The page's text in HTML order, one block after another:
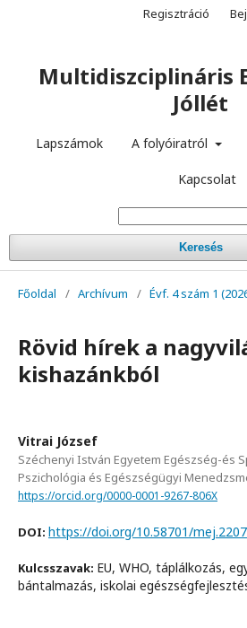
Multidiszciplináris
Jóllét
Lapszámok A folyóiratról
Kapcsolat
Keresés
Regisztráció
Főoldal / Archívum / Évf. 4 szám 1
Rövid hírek a
kishazánkból
Vitrai József
Széchenyi István Egyetem Egészség-és
Pszichológia és Egészségügyi
https://orcid.org/0000-0001-9267-806X
DOI: https://doi.org/10.58701/
Kulcsszavak: EU, WHO, táplálkozás,
bántalmazás, iskolai